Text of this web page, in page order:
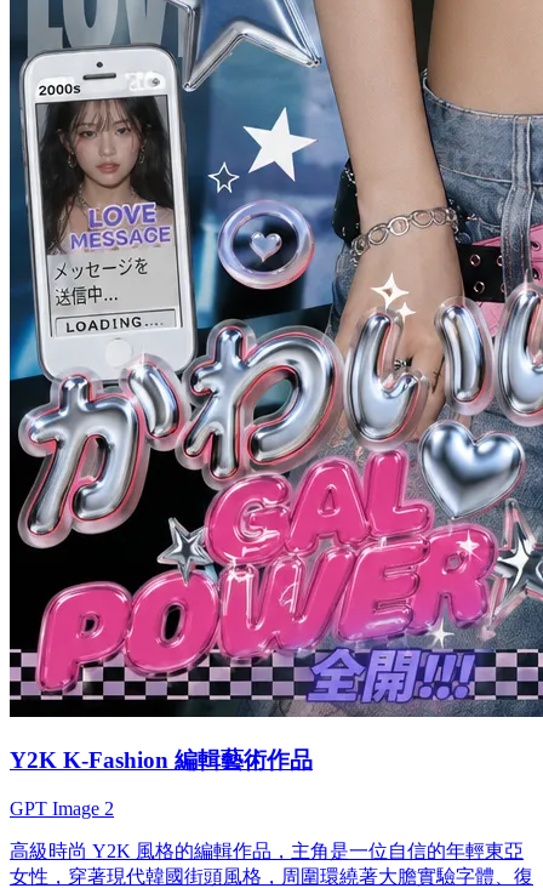
Y2K K-Fashion 編輯藝術作品
GPT Image 2
高級時尚 Y2K 風格的編輯作品，主角是一位自信的年輕東亞
女性，穿著現代韓國街頭風格，周圍環繞著大膽實驗字體、復